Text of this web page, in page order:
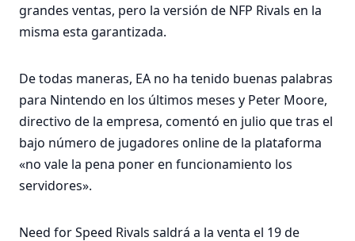
grandes ventas, pero la versión de NFP Rivals en la
misma esta garantizada.
De todas maneras, EA no ha tenido buenas palabras
para Nintendo en los últimos meses y Peter Moore,
directivo de la empresa, comentó en julio que tras el
bajo número de jugadores online de la plataforma
«no vale la pena poner en funcionamiento los
servidores».
Need for Speed Rivals saldrá a la venta el 19 de